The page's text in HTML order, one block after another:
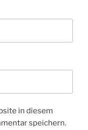
in diesem
speichern.